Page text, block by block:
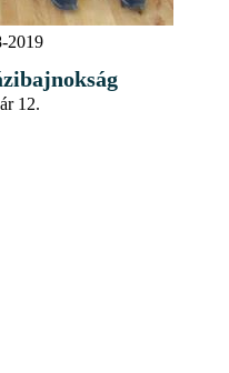
2019
12.